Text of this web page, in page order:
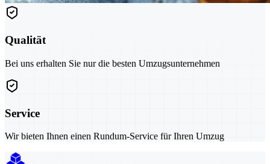
Qualität
Bei uns erhalten Sie nur die besten Umzugsunternehmen
Service
Wir bieten Ihnen einen Rundum-Service für Ihren Umzug